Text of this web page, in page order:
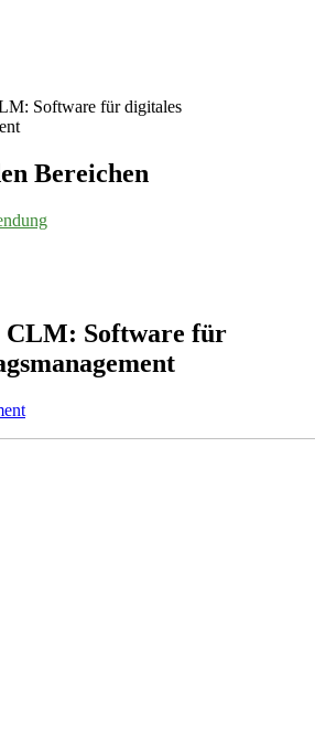
Software für digitales
Bereichen
CLM: Software für